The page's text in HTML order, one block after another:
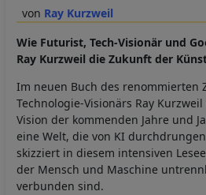
Ray Kurzweil
Wie Futurist, Tech-Visionär und
Ray Kurzweil die Zukunft der
Im neuen Buch des renommierten
Technologie-Visionärs Ray
Vision der kommenden Jahre und
eine Welt, die von KI
skizziert in diesem intensiven
der Mensch und Maschine
verbunden sind.